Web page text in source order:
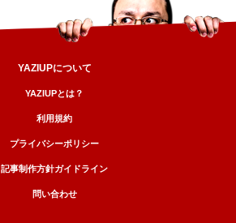
YAZIUPについて
YAZIUPとは？
利用規約
プライバシーポリシー
記事制作方針ガイドライン
問い合わせ